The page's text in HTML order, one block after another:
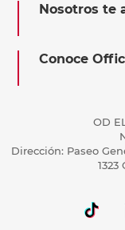
Nosotros te
Conoce
OD
Dirección: Paseo
1323